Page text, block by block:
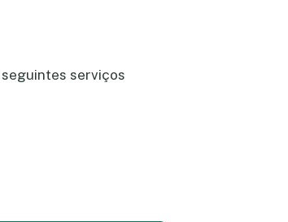
serviços